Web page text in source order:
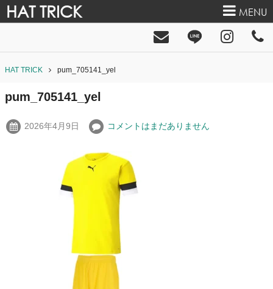
HAT TRICK MENU
HAT TRICK pum_705141_yel
pum_705141_yel
2026年4月9日 コメントはまだありません